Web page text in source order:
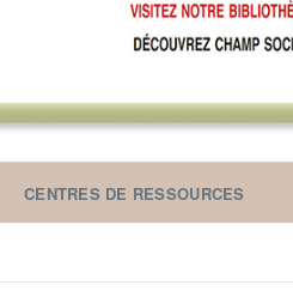
CENTRES DE RESSOURCES